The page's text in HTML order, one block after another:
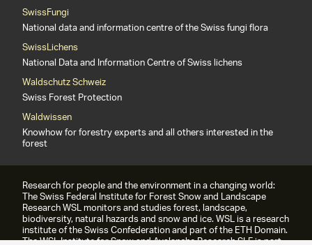
SwissFungi
National data and information centre of the Swiss fungi flora
SwissLichens
National Data and Information Centre of Swiss lichens
Waldschutz Schweiz
Swiss Forest Protection
Waldwissen
Knowhow for forestry experts and all others interested in the
forest
Research for people and the environment in a changing world:
The Swiss Federal Institute for Forest Snow and Landscape
Research WSL monitors and studies forest, landscape,
biodiversity, natural hazards and snow and ice. WSL is a research
institute of the Swiss Confederation and part of the ETH Domain.